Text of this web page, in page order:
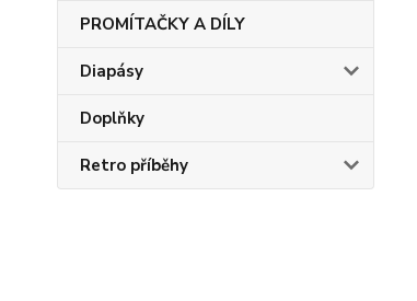
PROMÍTAČKY A DÍLY
Diapásy
Doplňky
Retro příběhy